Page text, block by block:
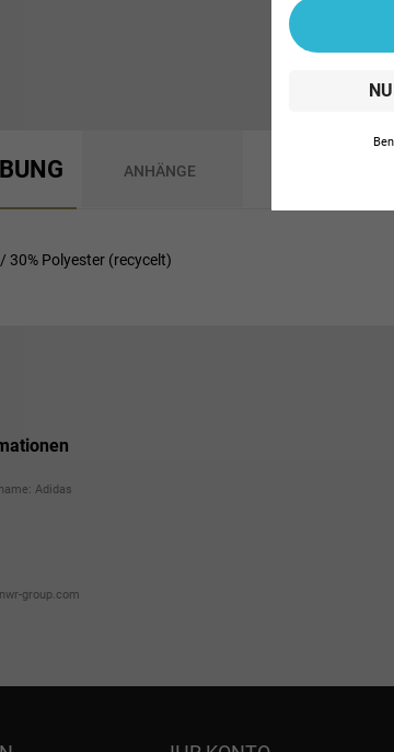
ANHÄNGE
30% Polyester (recycelt)
Adidas
group.com